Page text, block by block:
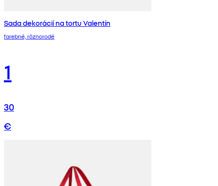
Sada dekorácií na tortu Valentín
farebné, rôznorodé
1
30
€